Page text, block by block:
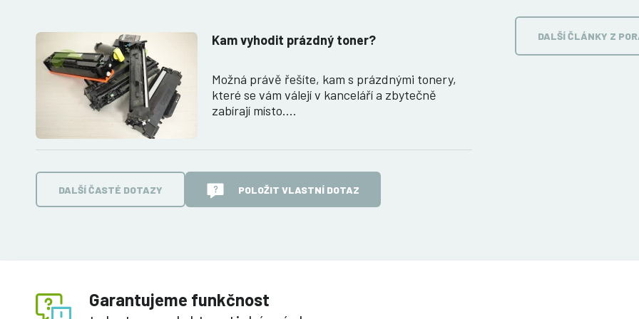
Kam vyhodit prázdný toner?
Možná právě řešíte, kam s prázdnými tonery,
které se vám válejí v kanceláří a zbytečně
zabírají místo.…
DALŠÍ ČASTÉ DOTAZY POLOŽIT VLASTNÍ DOTAZ
DALŠÍ ČLÁNKY Z
Garantujeme funkčnost